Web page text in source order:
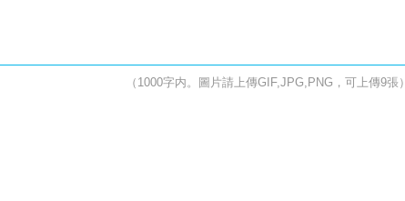
（1000字内。圖片請上傳GIF,JPG,PNG，可上傳9張）